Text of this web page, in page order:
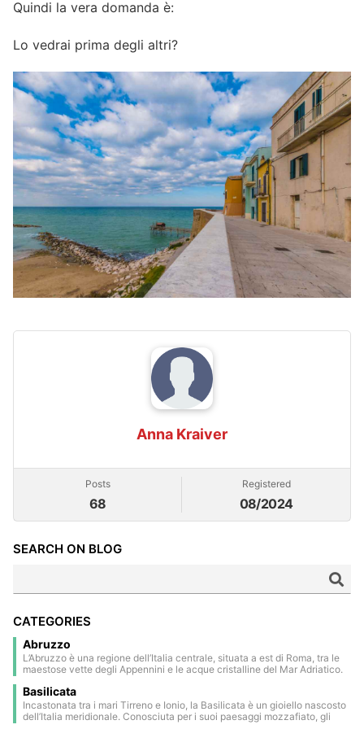
Quindi la vera domanda è:
Lo vedrai prima degli altri?
Anna Kraiver
Posts
68
Registered
08/2024
SEARCH ON BLOG
CATEGORIES
Abruzzo
L’Abruzzo è una regione dell’Italia centrale, situata a est di Roma, tra le
maestose vette degli Appennini e le acque cristalline del Mar Adriatico.
naturali, che ne fanno una delle aree più verdi d’Europa. L’entroterra è
punteggiato da borghi medievali e rinascimentali, arroccati su colline
panoramiche e immersi in un’atmosfera senza tempo. Il capoluogo,
L’Aquila, è una città storica circondata da mura, profondamente segnata
Basilicata
Incastonata tra i mari Tirreno e Ionio, la Basilicata è un gioiello nascosto
dell’Italia meridionale. Conosciuta per i suoi paesaggi mozzafiato, gli